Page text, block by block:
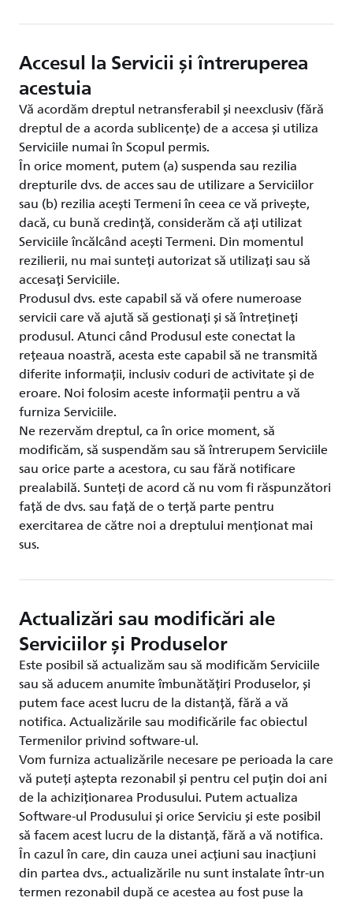
Accesul la Servicii și întreruperea
acestuia
Vă acordăm dreptul netransferabil și neexclusiv (fără
dreptul de a acorda sublicențe) de a accesa și utiliza
Serviciile numai în Scopul permis.
În orice moment, putem (a) suspenda sau rezilia
drepturile dvs. de acces sau de utilizare a Serviciilor
sau (b) rezilia acești Termeni în ceea ce vă privește,
dacă, cu bună credință, considerăm că ați utilizat
Serviciile încălcând acești Termeni. Din momentul
rezilierii, nu mai sunteți autorizat să utilizați sau să
accesați Serviciile.
Produsul dvs. este capabil să vă ofere numeroase
servicii care vă ajută să gestionați și să întrețineți
produsul. Atunci când Produsul este conectat la
rețeaua noastră, acesta este capabil să ne transmită
diferite informații, inclusiv coduri de activitate și de
eroare. Noi folosim aceste informații pentru a vă
furniza Serviciile.
Ne rezervăm dreptul, ca în orice moment, să
modificăm, să suspendăm sau să întrerupem Serviciile
sau orice parte a acestora, cu sau fără notificare
prealabilă. Sunteți de acord că nu vom fi răspunzători
față de dvs. sau față de o terță parte pentru
exercitarea de către noi a dreptului menționat mai
sus.
Actualizări sau modificări ale
Serviciilor și Produselor
Este posibil să actualizăm sau să modificăm Serviciile
sau să aducem anumite îmbunătățiri Produselor, și
putem face acest lucru de la distanță, fără a vă
notifica. Actualizările sau modificările fac obiectul
Termenilor privind software-ul.
Vom furniza actualizările necesare pe perioada la care
vă puteți aștepta rezonabil și pentru cel puțin doi ani
de la achiziționarea Produsului. Putem actualiza
Software-ul Produsului și orice Serviciu și este posibil
să facem acest lucru de la distanță, fără a vă notifica.
În cazul în care, din cauza unei acțiuni sau inacțiuni
din partea dvs., actualizările nu sunt instalate într-un
termen rezonabil după ce acestea au fost puse la